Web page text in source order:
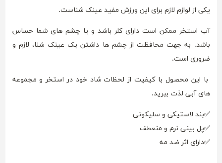
یکی از لوازم لازم برای این ورزش مفید عینک شناست.
آب استخر ممکن است دارای کلر باشد و یا چشم های شما حساس
باشد. به جهت محافظت از چشم ها داشتن یک عینک شنا، لازم و
ضروری است.
با این محصول با کیفیت از لحظات شاد خود در استخر و مجموعه
های آبی لذت ببرید.
✅بند لاستیکی و سلیکونی
✅پل بینی نرم و منعطف
✅دارای اثر ضد مه